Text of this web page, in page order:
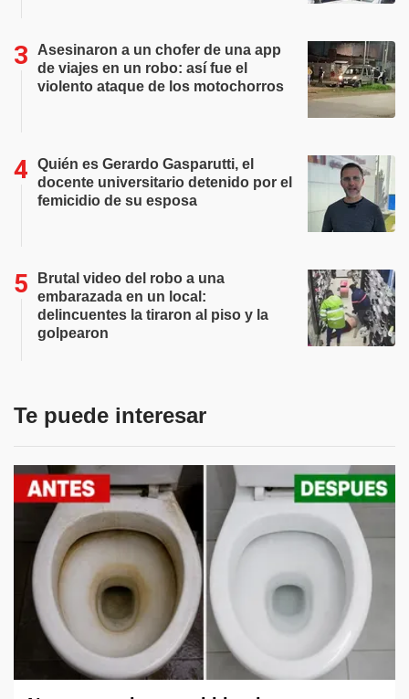
Asesinaron a un chofer de una app
de viajes en un robo: así fue el
violento ataque de los motochorros
Quién es Gerardo Gasparutti, el
docente universitario detenido por el
femicidio de su esposa
Brutal video del robo a una
embarazada en un local:
delincuentes la tiraron al piso y la
golpearon
Te puede interesar